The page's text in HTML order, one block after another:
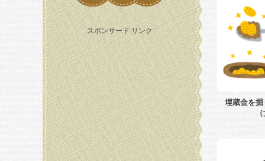
スポンサード リンク
埋蔵金を